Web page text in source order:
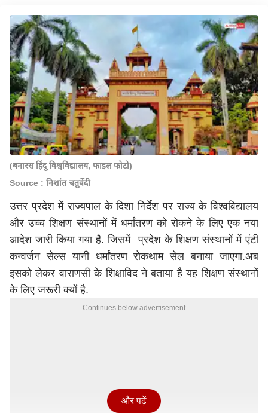
(बनारस हिंदू विश्वविद्यालय, फाइल फोटो)
Source : निशांत चतुर्वेदी
उत्तर प्रदेश में राज्यपाल के दिशा निर्देश पर राज्य के विश्वविद्यालय
और उच्च शिक्षण संस्थानों में धर्मांतरण को रोकने के लिए एक नया
आदेश जारी किया गया है. जिसमें प्रदेश के शिक्षण संस्थानों में एंटी
कन्वर्जन सेल्स यानी धर्मांतरण रोकथाम सेल बनाया जाएगा.अब
इसको लेकर वाराणसी के शिक्षाविद ने बताया है यह शिक्षण संस्थानों
के लिए जरूरी क्यों है.
Continues below advertisement
और पढ़ें